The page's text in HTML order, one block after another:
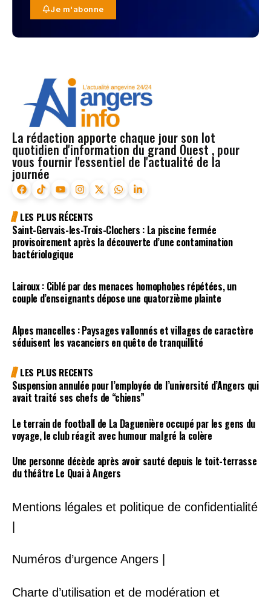
Je m'abonne
La rédaction apporte chaque jour son lot
quotidien d'information du grand Ouest , pour
vous fournir l'essentiel de l'actualité de la
journée
LES PLUS RÉCENTS
Saint-Gervais-les-Trois-Clochers : La piscine fermée
provisoirement après la découverte d’une contamination
bactériologique
Lairoux : Ciblé par des menaces homophobes répétées, un
couple d’enseignants dépose une quatorzième plainte
Alpes mancelles : Paysages vallonnés et villages de caractère
séduisent les vacanciers en quête de tranquillité
LES PLUS RECENTS
Suspension annulée pour l’employée de l’université d’Angers qui
avait traité ses chefs de “chiens”
Le terrain de football de La Daguenière occupé par les gens du
voyage, le club réagit avec humour malgré la colère
Une personne décède après avoir sauté depuis le toit-terrasse
du théâtre Le Quai à Angers
Mentions légales et politique de confidentialité
Numéros d’urgence Angers |
Charte d’utilisation et de modération et